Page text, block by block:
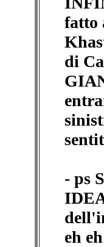
fatto
di
- ps
eh